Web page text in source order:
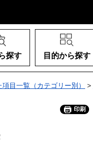
探す 目的から探す
目一覧（カテゴリー別） >
印刷